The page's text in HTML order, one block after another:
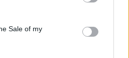
and its third-party tags to
purposes in below Google
Sale of my